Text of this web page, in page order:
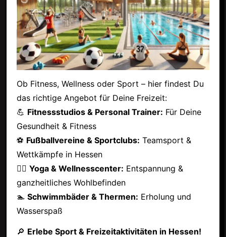
Ob Fitness, Wellness oder Sport – hier findest Du
das richtige Angebot für Deine Freizeit:
💪 Fitnessstudios & Personal Trainer: Für Deine
Gesundheit & Fitness
⚽ Fußballvereine & Sportclubs: Teamsport &
Wettkämpfe in Hessen
🧘‍♂️ Yoga & Wellnesscenter: Entspannung &
ganzheitliches Wohlbefinden
🏊 Schwimmbäder & Thermen: Erholung und
Wasserspaß
🔎 Erlebe Sport & Freizeitaktivitäten in Hessen!